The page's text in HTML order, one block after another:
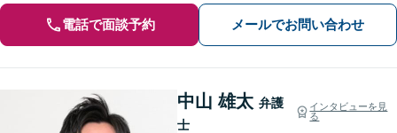
電話で面談予約 メールでお問い合わせ
中山 雄太 弁護
士
インタビューを見
る